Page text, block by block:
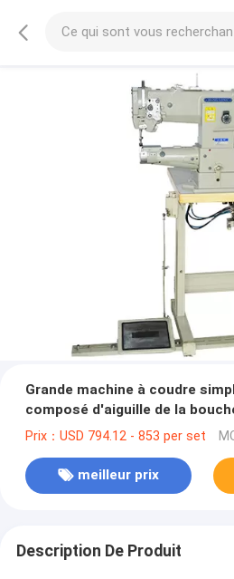
Grande machine à coudre
composé d'aiguille de la
Prix：USD 794.12 - 853 per set
meilleur prix
Description De Produit